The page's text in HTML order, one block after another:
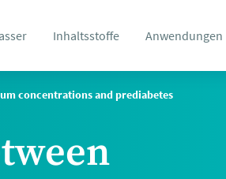
Inhaltsstoffe Anwendungen
concentrations and prediabetes